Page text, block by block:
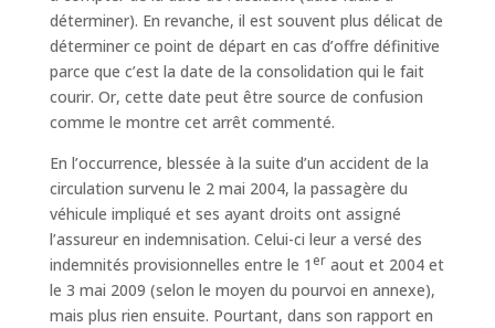
déterminer). En revanche, il est souvent plus délicat de
déterminer ce point de départ en cas d’offre définitive
parce que c’est la date de la consolidation qui le fait
courir. Or, cette date peut être source de confusion
comme le montre cet arrêt commenté.
En l’occurrence, blessée à la suite d’un accident de la
circulation survenu le 2 mai 2004, la passagère du
véhicule impliqué et ses ayant droits ont assigné
l’assureur en indemnisation. Celui-ci leur a versé des
indemnités provisionnelles entre le 1 eraout et 2004 et
le 3 mai 2009 (selon le moyen du pourvoi en annexe),
mais plus rien ensuite. Pourtant, dans son rapport en